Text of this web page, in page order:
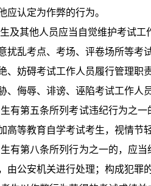
应认定为作弊的行为。
及其他人员应当自觉维护考试
意扰乱考点、考场、评卷场所等考
、妨碍考试工作人员履行管理职
胁、侮辱、诽谤、诬陷考试工作
有第五条所列考试违纪行为之
高等教育自学考试考生，视情
有第八条所列行为之一的，应
由公安机关进行处理；构成犯罪